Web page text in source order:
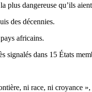
plus dangereuse qu’ils
des décennies.
africains.
signalés dans 15 États
ni race, ni croyance